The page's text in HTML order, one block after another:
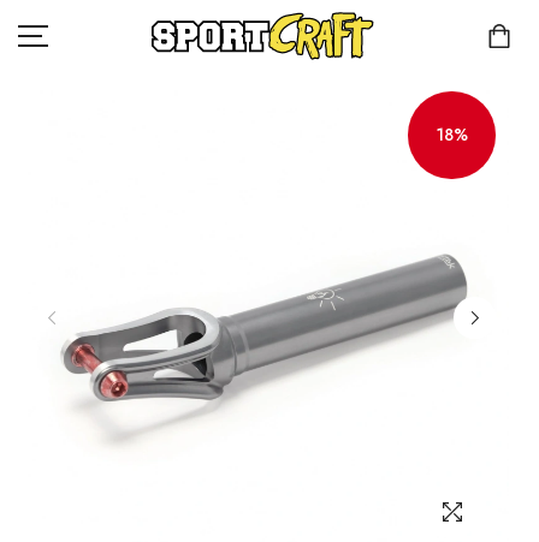
КОНТАКТЫ
18%